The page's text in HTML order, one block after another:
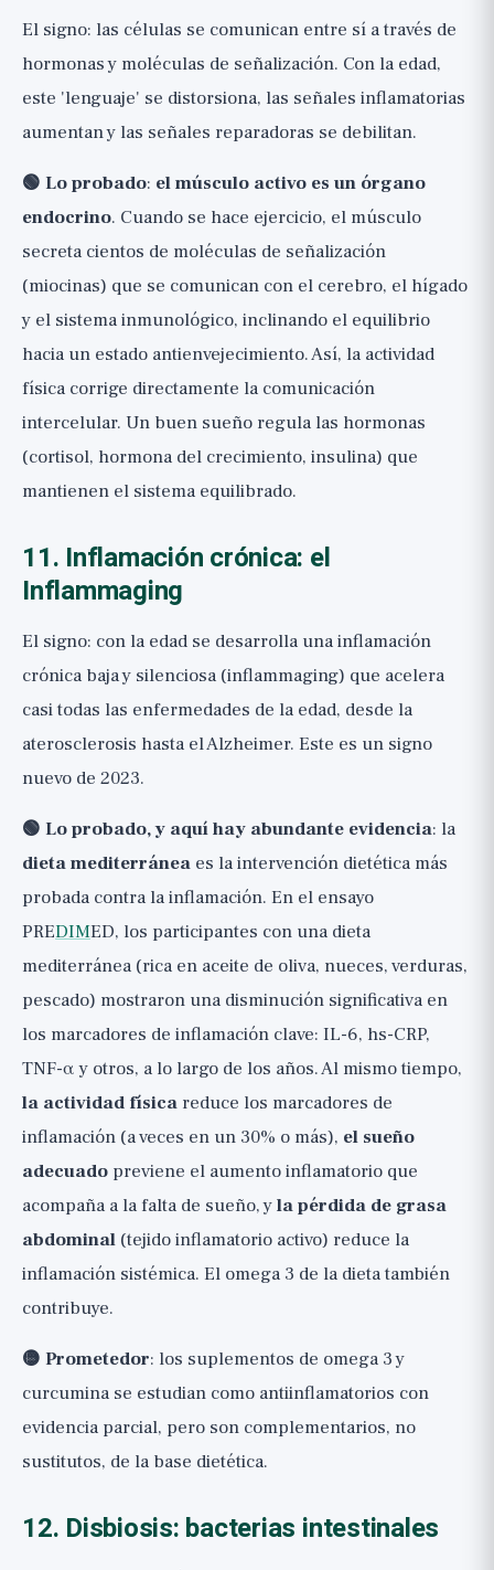
El signo: las células se comunican entre sí a través de
hormonas y moléculas de señalización. Con la edad,
este 'lenguaje' se distorsiona, las señales inflamatorias
aumentan y las señales reparadoras se debilitan.
🟢 Lo probado: el músculo activo es un órgano
endocrino. Cuando se hace ejercicio, el músculo
secreta cientos de moléculas de señalización
(miocinas) que se comunican con el cerebro, el hígado
y el sistema inmunológico, inclinando el equilibrio
hacia un estado antienvejecimiento. Así, la actividad
física corrige directamente la comunicación
intercelular. Un buen sueño regula las hormonas
(cortisol, hormona del crecimiento, insulina) que
mantienen el sistema equilibrado.
11. Inflamación crónica: el
Inflammaging
El signo: con la edad se desarrolla una inflamación
crónica baja y silenciosa (inflammaging) que acelera
casi todas las enfermedades de la edad, desde la
aterosclerosis hasta el Alzheimer. Este es un signo
nuevo de 2023.
🟢 Lo probado, y aquí hay abundante evidencia: la
dieta mediterránea es la intervención dietética más
probada contra la inflamación. En el ensayo
PREDIMED, los participantes con una dieta
mediterránea (rica en aceite de oliva, nueces, verduras,
pescado) mostraron una disminución significativa en
los marcadores de inflamación clave: IL-6, hs-CRP,
TNF-α y otros, a lo largo de los años. Al mismo tiempo,
la actividad física reduce los marcadores de
inflamación (a veces en un 30% o más), el sueño
adecuado previene el aumento inflamatorio que
acompaña a la falta de sueño, yla pérdida de grasa
abdominal (tejido inflamatorio activo) reduce la
inflamación sistémica. El omega 3 de la dieta también
contribuye.
🟡 Prometedor: los suplementos de omega 3 y
curcumina se estudian como antiinflamatorios con
evidencia parcial, pero son complementarios, no
sustitutos, de la base dietética.
12. Disbiosis: bacterias intestinales